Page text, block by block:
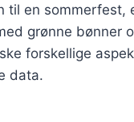
til en sommerfest,
grønne bønner
forskellige
data.